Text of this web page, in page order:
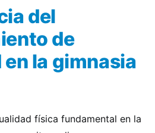
del
de
la gimnasia
física fundamental en la